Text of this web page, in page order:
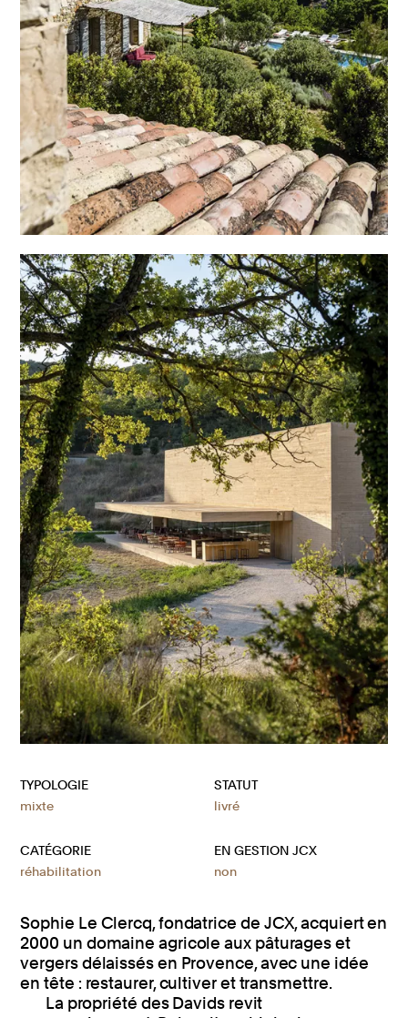
TYPOLOGIE
mixte
STATUT
livré
CATÉGORIE
réhabilitation
EN GESTION JCX
non
Sophie Le Clercq, fondatrice de JCX, acquiert en
2000 un domaine agricole aux pâturages et
vergers délaissés en Provence, avec une idée
en tête : restaurer, cultiver et transmettre.
La propriété des Davids revit